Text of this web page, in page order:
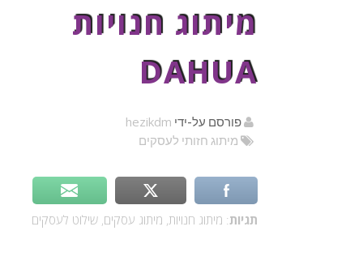
מיתוג חנויות
DAHUA
פורסם על-ידי hezikdm
מיתוג חזותי לעסקים
תגיות: מיתוג חנויות מיתוג עסקים שילוט לעסקים